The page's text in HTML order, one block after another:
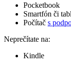
Pocketbook
Smartfón či
Počítač s
Neprečítate na:
Kindle